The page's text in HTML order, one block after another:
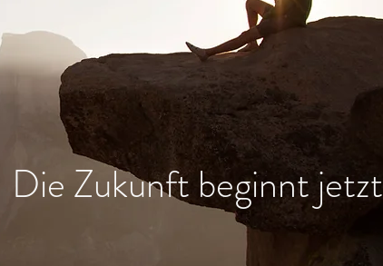
Die Zukunft beginnt jetzt